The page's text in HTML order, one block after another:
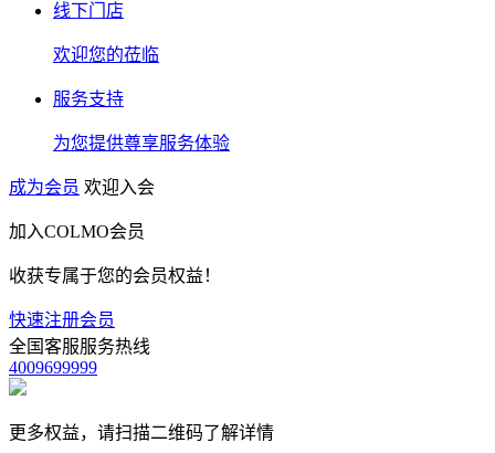
线下门店
欢迎您的莅临
服务支持
为您提供尊享服务体验
成为会员 欢迎入会
加入COLMO会员
收获专属于您的会员权益！
快速注册会员
全国客服服务热线
4009699999
更多权益，请扫描二维码了解详情